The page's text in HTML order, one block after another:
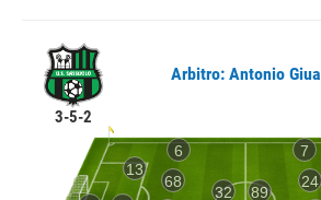
3-5-2
Arbitro: Antonio Giua
13
7
24
68
6
89
32